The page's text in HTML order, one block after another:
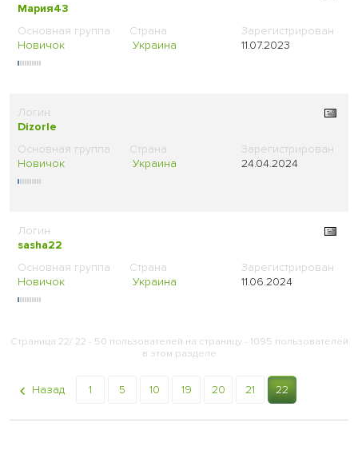
Мария43
Новичок Украина 11.07.2023
Dizorle
Новичок Украина 24.04.2024
sasha22
Новичок Украина 11.06.2024
Страница 22/ 22 - 50 пользователей на страницу - 1095 пользователей
в этом разделе
Назад 1 5 10 19 20 21 22